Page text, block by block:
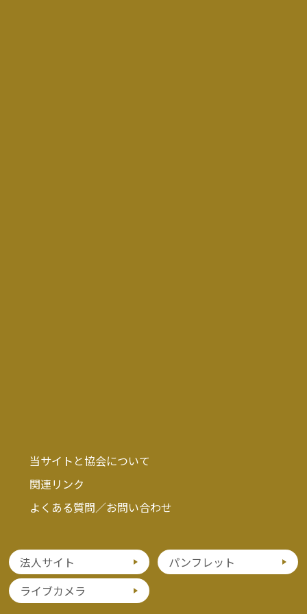
当サイトと協会について
関連リンク
よくある質問／お問い合わせ
法人サイト
パンフレット
ライブカメラ